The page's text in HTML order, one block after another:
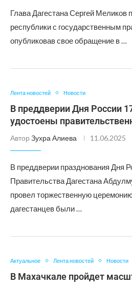
Глава Дагестана Сергей Меликов
республики с государственным
опубликовав свое обращение в …
Лента новостей Новости
В преддверии Дня России
удостоены
Автор Зухра Алиева 11.06.2025
В преддверии празднования Дня
Правительства Дагестана
провел торжественную
дагестанцев были …
Актуальное Лента новостей Новости
В Махачкале пройдет